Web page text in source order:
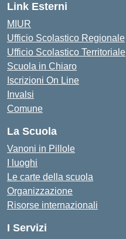
Link Esterni
MIUR
Ufficio Scolastico Regionale
Ufficio Scolastico Territoriale
Scuola in Chiaro
Iscrizioni On Line
Invalsi
Comune
La Scuola
Vanoni in Pillole
I luoghi
Le carte della scuola
Organizzazione
Risorse internazionali
I Servizi